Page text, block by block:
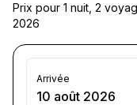
Prix pour 1 nuit, 2
2026
Arrivée
10 août 2026